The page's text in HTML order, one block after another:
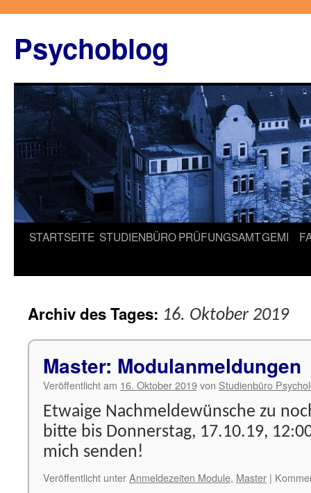
springen
Psychoblog
STARTSEITE STUDIENBÜROPRÜFUNGSAMTGEMI
Archiv des Tages: 16. Oktober 2019
Master: Modulanmeldungen
Veröffentlicht am 16. Oktober 2019von Studienbüro
Etwaige Nachmeldewünsche zu
bitte bis Donnerstag, 17.10.19,
mich senden!
Veröffentlicht unterAnmeldezeiten Module, Master |